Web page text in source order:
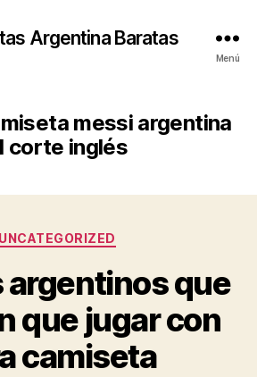
Argentina Baratas
Menú
messi argentina
corte inglés
Categorías
UNCATEGORIZED
argentinos que
que jugar con
camiseta